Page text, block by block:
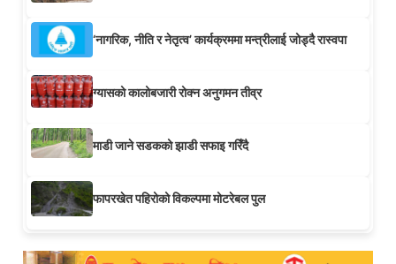
‘नागरिक, नीति र नेतृत्व’ कार्यक्रममा मन्त्रीलाई जोड्दै रास्वपा
ग्यासको कालोबजारी रोक्न अनुगमन तीव्र
माडी जाने सडकको झाडी सफाइ गरिँदै
फापरखेत पहिरोको विकल्पमा मोटरेबल पुल